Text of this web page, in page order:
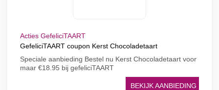
Acties GefeliciTAART
GefeliciTAART coupon Kerst Chocoladetaart
Speciale aanbieding Bestel nu Kerst Chocoladetaart voor
maar €18.95 bij gefeliciTAART
BEKIJK AANBIEDING